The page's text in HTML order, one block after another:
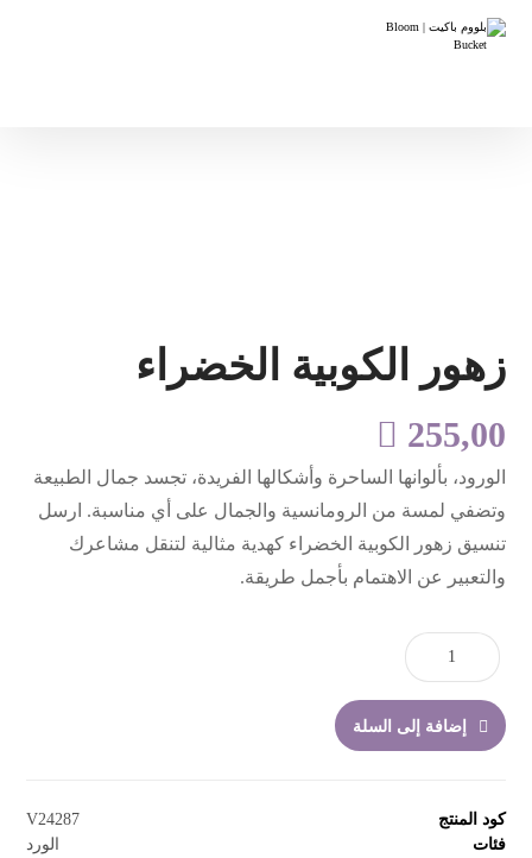
زهور الكوبية الخضراء
 255,00
الورود، بألوانها الساحرة وأشكالها الفريدة، تجسد جمال الطبيعة
وتضفي لمسة من الرومانسية والجمال على أي مناسبة. ارسل
تنسيق زهور الكوبية الخضراء كهدية مثالية لتنقل مشاعرك
والتعبير عن الاهتمام بأجمل طريقة.
إضافة إلى السلة
كود المنتج
V24287
فئات
الورد